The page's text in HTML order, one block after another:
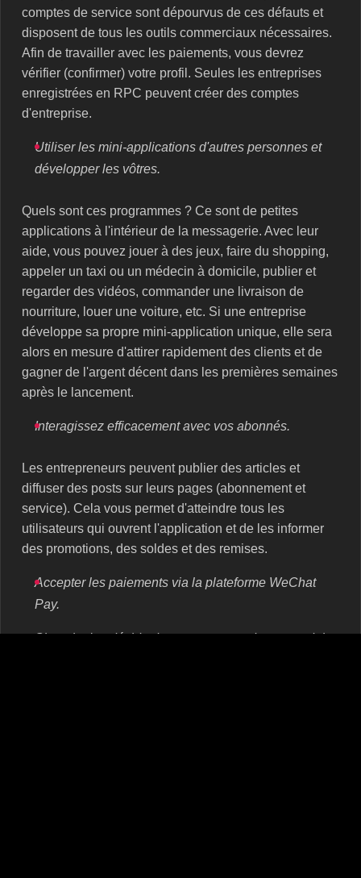
comptes de service sont dépourvus de ces défauts et
disposent de tous les outils commerciaux nécessaires.
Afin de travailler avec les paiements, vous devrez
vérifier (confirmer) votre profil. Seules les entreprises
enregistrées en RPC peuvent créer des comptes
d'entreprise.
Utiliser les mini-applications d'autres personnes et
développer les vôtres.
Quels sont ces programmes ? Ce sont de petites
applications à l'intérieur de la messagerie. Avec leur
aide, vous pouvez jouer à des jeux, faire du shopping,
appeler un taxi ou un médecin à domicile, publier et
regarder des vidéos, commander une livraison de
nourriture, louer une voiture, etc. Si une entreprise
développe sa propre mini-application unique, elle sera
alors en mesure d'attirer rapidement des clients et de
gagner de l'argent décent dans les premières semaines
après le lancement.
Interagissez efficacement avec vos abonnés.
Les entrepreneurs peuvent publier des articles et
diffuser des posts sur leurs pages (abonnement et
service). Cela vous permet d'atteindre tous les
utilisateurs qui ouvrent l'application et de les informer
des promotions, des soldes et des remises.
Accepter les paiements via la plateforme WeChat
Pay.
Si quelqu'un décide de vous commander un produit